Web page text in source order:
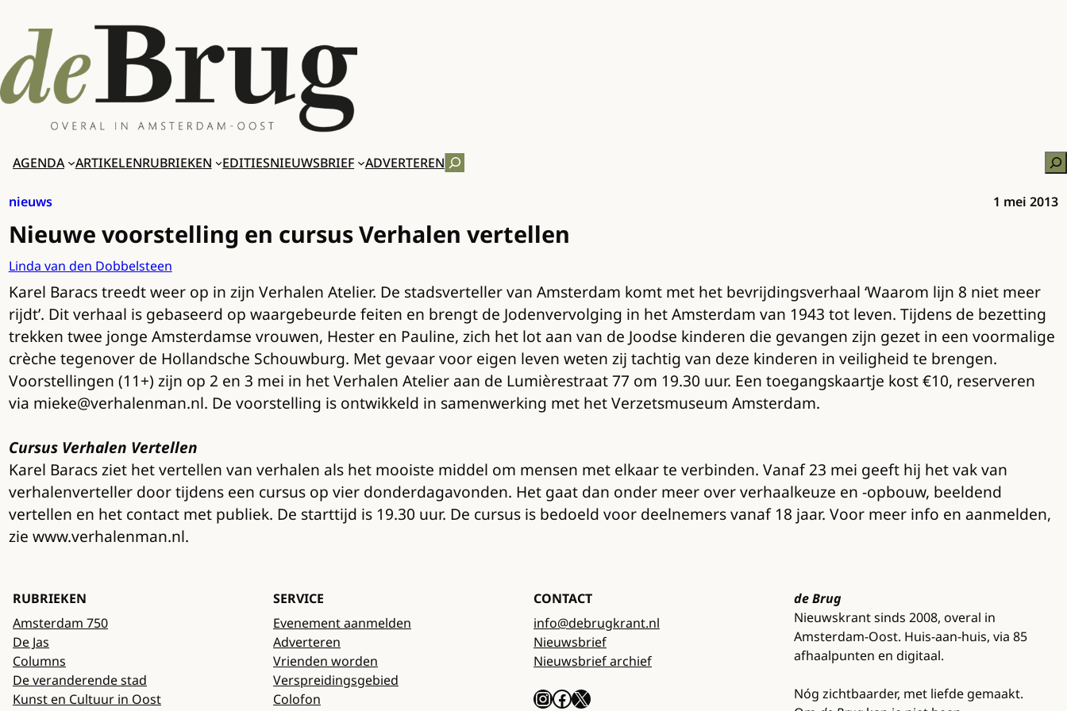
naar
inhoud
AGENDA ARTIKELENRUBRIEKEN EDITIESNIEUWSBRIEF ADVERTERENZOEKEN
nieuws 1 mei 2013
Nieuwe voorstelling en cursus Verhalen vertellen
Linda van den Dobbelsteen
Karel Baracs treedt weer op in zijn Verhalen Atelier. De stadsverteller van Amsterdam komt met het bevrijdingsverhaal ‘Waarom lijn 8 niet meer
rijdt’. Dit verhaal is gebaseerd op waargebeurde feiten en brengt de Jodenvervolging in het Amsterdam van 1943 tot leven. Tijdens de bezetting
trekken twee jonge Amsterdamse vrouwen, Hester en Pauline, zich het lot aan van de Joodse kinderen die gevangen zijn gezet in een voormalige
crèche tegenover de Hollandsche Schouwburg. Met gevaar voor eigen leven weten zij tachtig van deze kinderen in veiligheid te brengen.
Voorstellingen (11+) zijn op 2 en 3 mei in het Verhalen Atelier aan de Lumièrestraat 77 om 19.30 uur. Een toegangskaartje kost €10, reserveren
via mieke@verhalenman.nl. De voorstelling is ontwikkeld in samenwerking met het Verzetsmuseum Amsterdam.
Cursus Verhalen Vertellen
Karel Baracs ziet het vertellen van verhalen als het mooiste middel om mensen met elkaar te verbinden. Vanaf 23 mei geeft hij het vak van
verhalenverteller door tijdens een cursus op vier donderdagavonden. Het gaat dan onder meer over verhaalkeuze en -opbouw, beeldend
vertellen en het contact met publiek. De starttijd is 19.30 uur. De cursus is bedoeld voor deelnemers vanaf 18 jaar. Voor meer info en aanmelden,
zie www.verhalenman.nl.
RUBRIEKEN
Amsterdam 750
De Jas
Columns
De veranderende stad
Kunst en Cultuur in Oost
SERVICE
Evenement aanmelden
Adverteren
Vrienden worden
Verspreidingsgebied
Colofon
CONTACT
info@debrugkrant.nl
Nieuwsbrief
Nieuwsbrief archief
InstagramFacebook X
de Brug
Nieuwskrant sinds 2008, overal in
Amsterdam-Oost. Huis-aan-huis, via 85
afhaalpunten en digitaal.
Nóg zichtbaarder, met liefde gemaakt.